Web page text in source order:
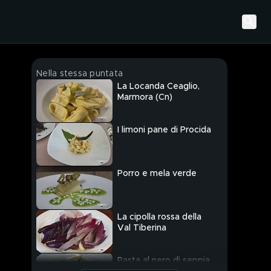
Nella stessa puntata
La Locanda Ceaglio,
Marmora (Cn)
I limoni pane di Procida
Porro e mela verde
La cipolla rossa della
Val Tiberina
Pasta al nero di seppia